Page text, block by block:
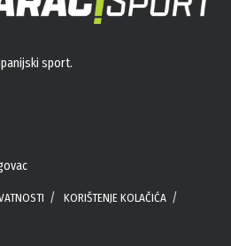
sport.
KORIŠTENJE KOLAČIĆA